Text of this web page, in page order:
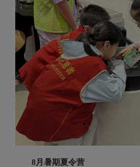
8月暑期夏令营